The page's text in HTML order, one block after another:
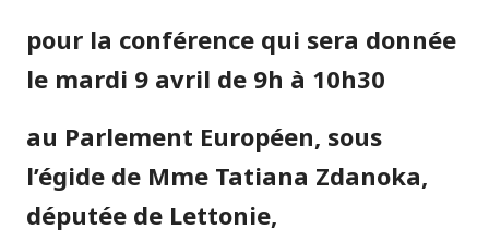
pour la conférence qui sera donnée
le mardi 9 avril de 9h à 10h30
au Parlement Européen, sous
l’égide de Mme Tatiana Zdanoka,
députée de Lettonie,